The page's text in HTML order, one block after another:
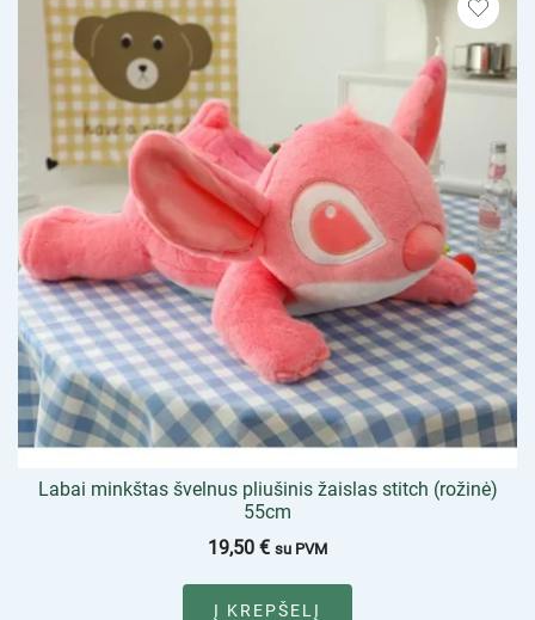
Labai minkštas švelnus pliušinis žaislas stitch (rožinė)
55cm
19,50 € su PVM
Į KREPŠELĮ